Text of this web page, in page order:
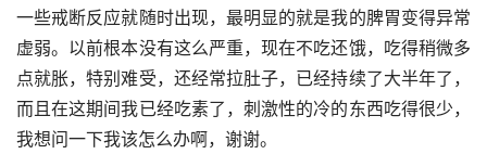
一些戒断反应就随时出现，最明显的就是我的脾胃变得异常
虚弱。以前根本没有这么严重，现在不吃还饿，吃得稍微多
点就胀，特别难受，还经常拉肚子，已经持续了大半年了，
而且在这期间我已经吃素了，刺激性的冷的东西吃得很少，
我想问一下我该怎么办啊，谢谢。